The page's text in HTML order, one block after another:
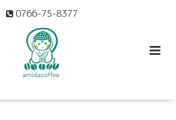
0766-75-8377